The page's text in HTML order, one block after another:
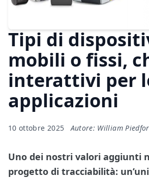
Tipi di
mobili o fissi,
interattivi per
applicazioni
10 ottobre 2025 Autore: William
Uno dei nostri valori aggiunti
progetto di tracciabilità: